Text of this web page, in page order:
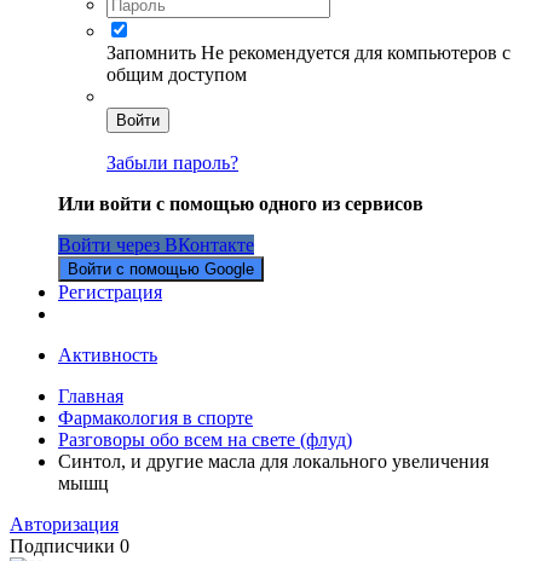
Запомнить Не рекомендуется для компьютеров с
общим доступом
Войти
Забыли пароль?
Или войти с помощью одного из сервисов
Войти через ВКонтакте
Войти с помощью Google
Регистрация
Активность
Главная
Фармакология в спорте
Разговоры обо всем на свете (флуд)
Синтол, и другие масла для локального увеличения
мышц
Авторизация
Подписчики 0